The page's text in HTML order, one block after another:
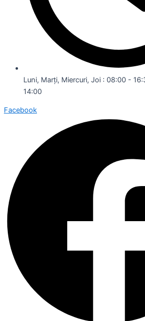
Luni, Marți, Miercuri, Joi : 08:00 -
14:00
Facebook